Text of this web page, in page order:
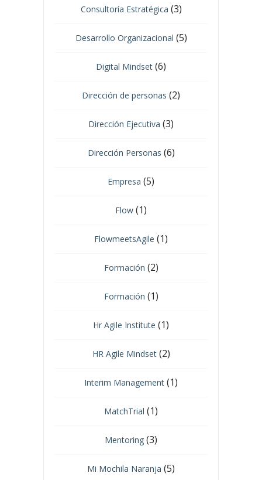
Consultoría Estratégica (3)
Desarrollo Organizacional (5)
Digital Mindset (6)
Dirección de personas (2)
Dirección Ejecutiva (3)
Dirección Personas (6)
Empresa (5)
Flow (1)
FlowmeetsAgile (1)
Formación (2)
Formación (1)
Hr Agile Institute (1)
HR Agile Mindset(2)
Interim Management (1)
MatchTrial (1)
Mentoring (3)
Mi Mochila Naranja (5)